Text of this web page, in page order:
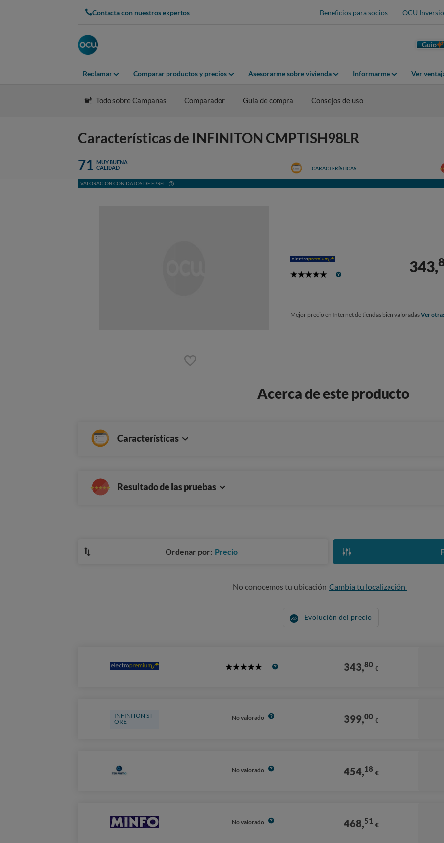
Contacta con nuestros expertos Beneficios para socios OCU
Guio
Reclamar Comparar productos y precios Asesorarme sobre vivienda Informarme Ver
Todo sobre Campanas Comparador Guía de compra Consejos de uso
Características de INFINITON CMPTISH98LR
71 MUY BUENA
CALIDAD
VALORACIÓN CON DATOS DE EPREL
CARACTERÍSTICAS
5
343,
Mejor precio en Internet de tiendas bien valoradasVer
Acerca de este producto
Características
Resultado de las pruebas
Ordenar por: Precio
No conocemos tu ubicación Cambia tu localización
Evolución del precio
5
343,80 €
INFINITON ST
ORE
No valorado 399,00 €
No valorado 454,18 €
No valorado 468,51 €